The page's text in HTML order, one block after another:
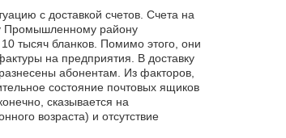
с доставкой счетов. Счета на
Промышленному району
тысяч бланков. Помимо этого, они
на предприятия. В доставку
абонентам. Из факторов,
состояние почтовых ящиков
сказывается на
возраста) и отсутствие